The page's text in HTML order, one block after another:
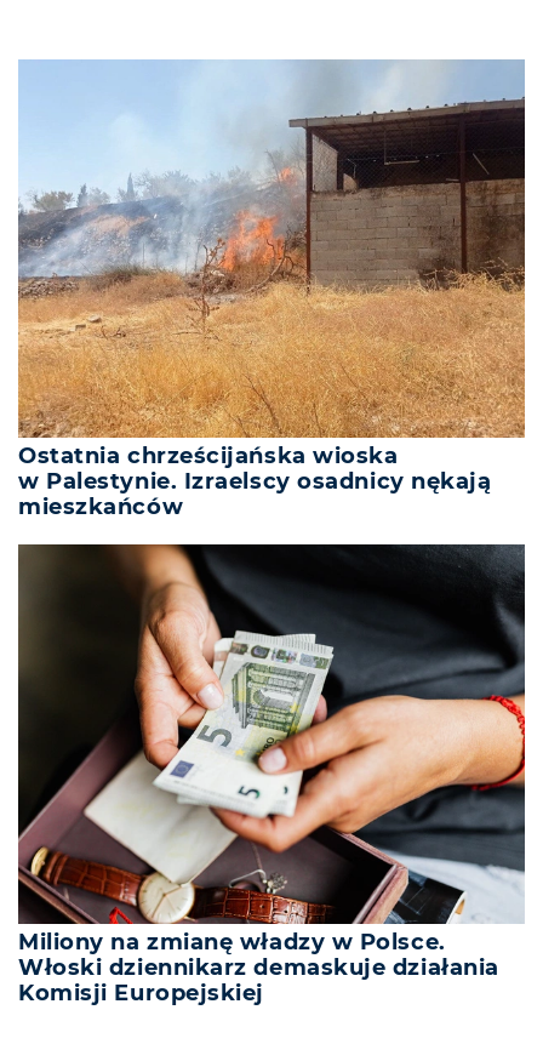
Ostatnia chrześcijańska wioska
w Palestynie. Izraelscy osadnicy nękają
mieszkańców
Miliony na zmianę władzy w Polsce.
Włoski dziennikarz demaskuje działania
Komisji Europejskiej